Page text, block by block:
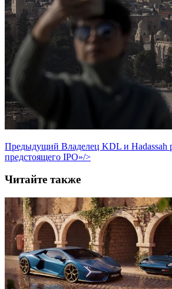
Предыдущий Владелец KDL и Hadassah
предстоящего IPO»/>
Читайте также